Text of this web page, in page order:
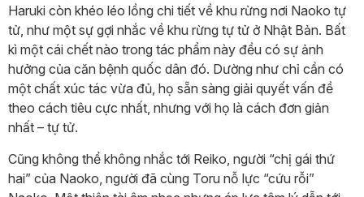
Haruki còn khéo léo lồng chi tiết về khu rừng nơi Naoko tự
tử, như một sự gợi nhắc về khu rừng tự tử ở Nhật Bản. Bất
kì một cái chết nào trong tác phẩm này đều có sự ảnh
hưởng của căn bệnh quốc dân đó. Dường như chỉ cần có
một chất xúc tác vừa đủ, họ sẵn sàng giải quyết vấn đề
theo cách tiêu cực nhất, nhưng với họ là cách đơn giản
nhất – tự tử.
Cũng không thể không nhắc tới Reiko, người “chị gái thứ
hai” của Naoko, người đã cùng Toru nỗ lực “cứu rỗi”